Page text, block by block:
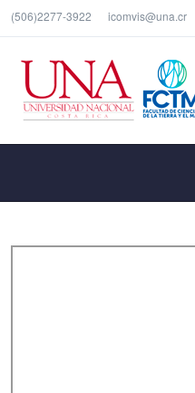
(506)2277-3922 icomvis@una.cr